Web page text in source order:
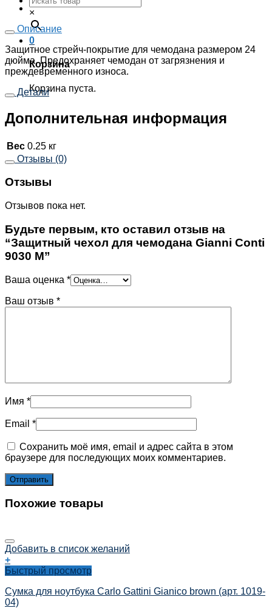
×
0
Корзина
Корзина пуста.
Описание
Защитное стрейч-покрытие для чемодана размером 24
дюйма. Предохраняет чемодан от загрязнения и
преждевременного износа.
Детали
Дополнительная информация
Вес 0.25 кг
Отзывы (0)
Отзывы
Отзывов пока нет.
Будьте первым, кто оставил отзыв на
“Защитный чехол для чемодана Gianni Conti
9030 M”
Ваша оценка *
Ваш отзыв *
Имя *
Email *
Сохранить моё имя, email и адрес сайта в этом
браузере для последующих моих комментариев.
Похожие товары
Добавить в список желаний
+
Быстрый просмотр
Сумка для ноутбука Carlo Gattini Gianico brown (арт. 1019-
04)